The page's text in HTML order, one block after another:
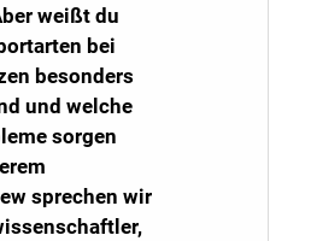
weißt du
bei
besonders
und welche
sorgen
sprechen wir